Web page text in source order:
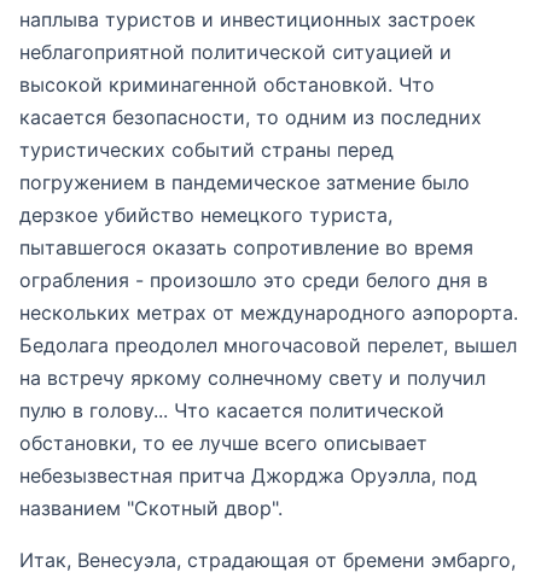
наплыва туристов и инвестиционных застроек
неблагоприятной политической ситуацией и
высокой криминагенной обстановкой. Что
касается безопасности, то одним из последних
туристических событий страны перед
погружением в пандемическое затмение было
дерзкое убийство немецкого туриста,
пытавшегося оказать сопротивление во время
ограбления - произошло это среди белого дня в
нескольких метрах от международного аэпорорта.
Бедолага преодолел многочасовой перелет, вышел
на встречу яркому солнечному свету и получил
пулю в голову... Что касается политической
обстановки, то ее лучше всего описывает
небезызвестная притча Джорджа Оруэлла, под
названием "Скотный двор".
Итак, Венесуэла, страдающая от бремени эмбарго,